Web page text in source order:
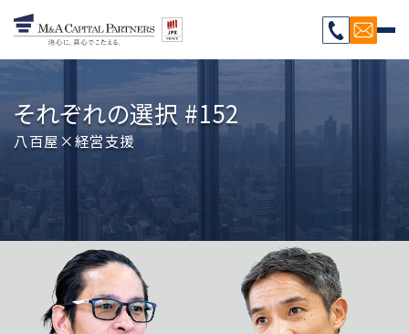
それぞれの選択 #152
八百屋×経営支援